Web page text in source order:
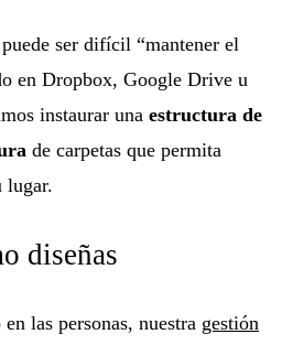
ser difícil “mantener el
en Dropbox, Google Drive u
instaurar una estructura de
de carpetas que permita
lugar.
diseñas
las personas, nuestra gestión